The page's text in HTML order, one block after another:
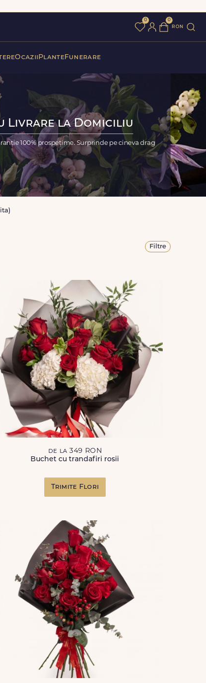
0 0
ron
Ocazii PlanteFunerare
Livrare la Domiciliu
100% prospețime. Surprinde pe cineva drag
Filtre
de la 349 RON
Buchet cu trandafiri rosii
Trimite Flori